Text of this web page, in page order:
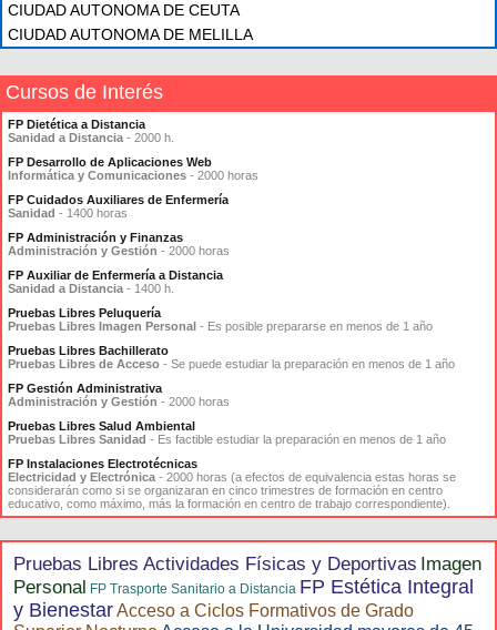
CIUDAD AUTONOMA DE CEUTA
CIUDAD AUTONOMA DE MELILLA
Cursos de Interés
FP Dietética a Distancia
Sanidad a Distancia - 2000 h.
FP Desarrollo de Aplicaciones Web
Informática y Comunicaciones - 2000 horas
FP Cuidados Auxiliares de Enfermería
Sanidad - 1400 horas
FP Administración y Finanzas
Administración y Gestión - 2000 horas
FP Auxiliar de Enfermería a Distancia
Sanidad a Distancia - 1400 h.
Pruebas Libres Peluquería
Pruebas Libres Imagen Personal - Es posible prepararse en menos de 1 año
Pruebas Libres Bachillerato
Pruebas Libres de Acceso - Se puede estudiar la preparación en menos de 1 año
FP Gestión Administrativa
Administración y Gestión - 2000 horas
Pruebas Libres Salud Ambiental
Pruebas Libres Sanidad - Es factible estudiar la preparación en menos de 1 año
FP Instalaciones Electrotécnicas
Electricidad y Electrónica - 2000 horas (a efectos de equivalencia estas horas se
considerarán como si se organizaran en cinco trimestres de formación en centro
educativo, como máximo, más la formación en centro de trabajo correspondiente).
Pruebas Libres Actividades Físicas y Deportivas Imagen
Personal FP Trasporte Sanitario a Distancia FP Estética Integral
y BienestarAcceso a Ciclos Formativos de Grado